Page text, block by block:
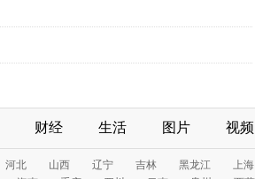
财经 生活 图片 视频
河北 山西 辽宁 吉林 黑龙江 上海